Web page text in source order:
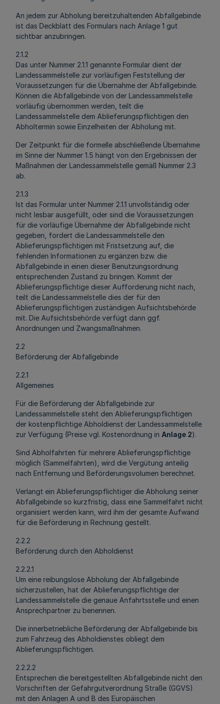
An jedem zur Abholung bereitzuhaltenden Abfallgebinde
ist das Deckblatt des Formulars nach Anlage 1 gut
sichtbar anzubringen.
2.1.2
Das unter Nummer 2.1.1 genannte Formular dient der
Landessammelstelle zur vorläufigen Feststellung der
Voraussetzungen für die Übernahme der Abfallgebinde.
Können die Abfallgebinde von der Landessammelstelle
vorläufig übernommen werden, teilt die
Landessammelstelle dem Ablieferungspflichtigen den
Abholtermin sowie Einzelheiten der Abholung mit.
Der Zeitpunkt für die formelle abschließende Übernahme
im Sinne der Nummer 1.5 hängt von den Ergebnissen der
Maßnahmen der Landessammelstelle gemäß Nummer 2.3
ab.
2.1.3
Ist das Formular unter Nummer 2.1.1 unvollständig oder
nicht lesbar ausgefüllt, oder sind die Voraussetzungen
für die vorläufige Übernahme der Abfallgebinde nicht
gegeben, fordert die Landessammelstelle den
Ablieferungspflichtigen mit Fristsetzung auf, die
fehlenden Informationen zu ergänzen bzw. die
Abfallgebinde in einen dieser Benutzungsordnung
entsprechenden Zustand zu bringen. Kommt der
Ablieferungspflichtige dieser Aufforderung nicht nach,
teilt die Landessammelstelle dies der für den
Ablieferungspflichtigen zuständigen Aufsichtsbehörde
mit. Die Aufsichtsbehörde verfügt dann ggf.
Anordnungen und Zwangsmaßnahmen.
2.2
Beförderung der Abfallgebinde
2.2.1
Allgemeines
Für die Beförderung der Abfallgebinde zur
Landessammelstelle steht den Ablieferungspflichtigen
der kostenpflichtige Abholdienst der Landessammelstelle
zur Verfügung (Preise vgl. Kostenordnung in Anlage 2).
Sind Abholfahrten für mehrere Ablieferungspflichtige
möglich (Sammelfahrten), wird die Vergütung anteilig
nach Entfernung und Beförderungsvolumen berechnet.
Verlangt ein Ablieferungspflichtiger die Abholung seiner
Abfallgebinde so kurzfristig, dass eine Sammelfahrt nicht
organisiert werden kann, wird ihm der gesamte Aufwand
für die Beförderung in Rechnung gestellt.
2.2.2
Beförderung durch den Abholdienst
2.2.2.1
Um eine reibungslose Abholung der Abfallgebinde
sicherzustellen, hat der Ablieferungspflichtige der
Landessammelstelle die genaue Anfahrtsstelle und einen
Ansprechpartner zu benennen.
Die innerbetriebliche Beförderung der Abfallgebinde bis
zum Fahrzeug des Abholdienstes obliegt dem
Ablieferungspflichtigen.
2.2.2.2
Entsprechen die bereitgestellten Abfallgebinde nicht den
Vorschriften der Gefahrgutverordnung Straße (GGVS)
mit den Anlagen A und B des Europäischen